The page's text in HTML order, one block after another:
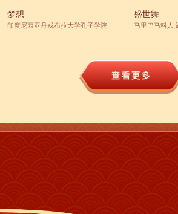
梦想
印度尼西亚丹戎布拉大学孔子学院
盛世舞
马里巴马科人